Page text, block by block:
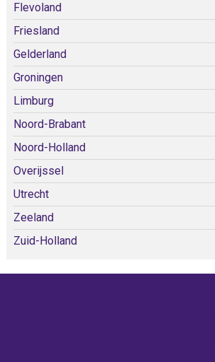
Flevoland
Friesland
Gelderland
Groningen
Limburg
Noord-Brabant
Noord-Holland
Overijssel
Utrecht
Zeeland
Zuid-Holland